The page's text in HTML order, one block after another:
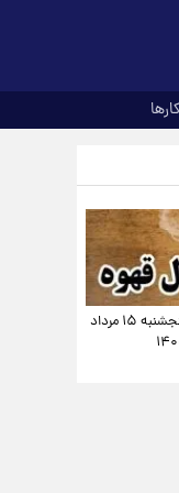
فال قهوه روزانه پنجشنبه ۱۵ مرداد